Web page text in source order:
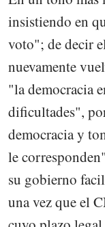
insistiendo en
voto"; de decir
nuevamente
"la democracia
dificultades",
democracia y
le
su gobierno
una vez que el